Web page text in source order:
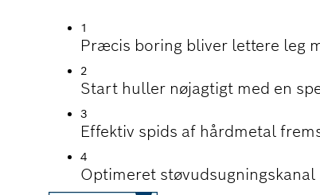
1
Præcis boring bliver lettere leg
2
Start huller nøjagtigt med en
3
Effektiv spids af hårdmetal
4
Optimeret